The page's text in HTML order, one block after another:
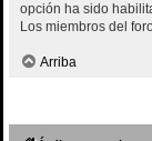
opción ha sido
Los miembros del
Arriba